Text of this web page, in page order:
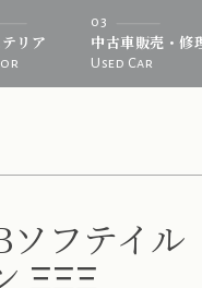
リア
03
中古車販売・修
Used Car
フテイ
ΞΞΞ